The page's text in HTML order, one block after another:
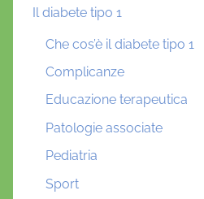
Il diabete tipo 1
Che cos’è il diabete tipo 1
Complicanze
Educazione terapeutica
Patologie associate
Pediatria
Sport